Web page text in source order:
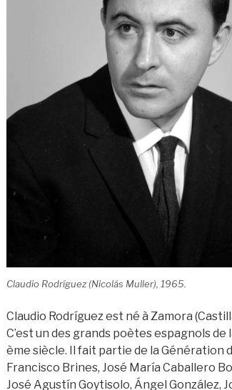
Claudio Rodríguez (Nicolás Muller), 1965.
Claudio Rodríguez est né à Zamora
C’est un des grands poètes espagnols de
ème siècle. Il fait partie de la Génération
Francisco Brines, José María Caballero
José Agustín Goytisolo, Ángel González,